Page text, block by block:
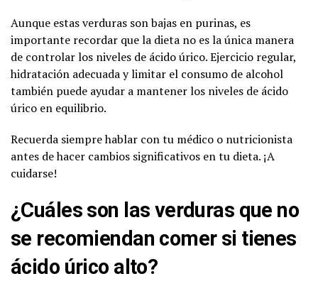
Aunque estas verduras son bajas en purinas, es
importante recordar que la dieta no es la única manera
de controlar los niveles de ácido úrico. Ejercicio regular,
hidratación adecuada y limitar el consumo de alcohol
también puede ayudar a mantener los niveles de ácido
úrico en equilibrio.
Recuerda siempre hablar con tu médico o nutricionista
antes de hacer cambios significativos en tu dieta. ¡A
cuidarse!
¿Cuáles son las verduras que no
se recomiendan comer si tienes
ácido úrico alto?